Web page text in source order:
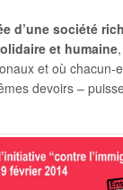
d’une société
et humaine
et où chacun-
devoirs –